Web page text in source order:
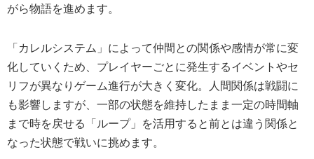
がら物語を進めます。
「カレルシステム」によって仲間との関係や感情が常に変
化していくため、プレイヤーごとに発生するイベントやセ
リフが異なりゲーム進行が大きく変化。人間関係は戦闘に
も影響しますが、一部の状態を維持したまま一定の時間軸
まで時を戻せる「ループ」を活用すると前とは違う関係と
なった状態で戦いに挑めます。